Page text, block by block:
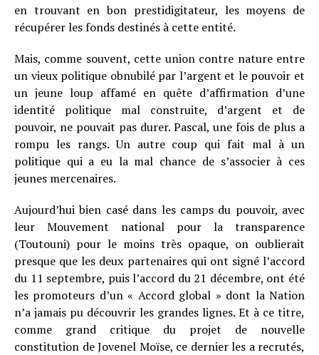
en trouvant en bon prestidigitateur, les moyens de
récupérer les fonds destinés à cette entité.
Mais, comme souvent, cette union contre nature entre
un vieux politique obnubilé par l’argent et le pouvoir et
un jeune loup affamé en quête d’affirmation d’une
identité politique mal construite, d’argent et de
pouvoir, ne pouvait pas durer. Pascal, une fois de plus a
rompu les rangs. Un autre coup qui fait mal à un
politique qui a eu la mal chance de s’associer à ces
jeunes mercenaires.
Aujourd’hui bien casé dans les camps du pouvoir, avec
leur Mouvement national pour la transparence
(Toutouni) pour le moins très opaque, on oublierait
presque que les deux partenaires qui ont signé l’accord
du 11 septembre, puis l’accord du 21 décembre, ont été
les promoteurs d’un « Accord global » dont la Nation
n’a jamais pu découvrir les grandes lignes. Et à ce titre,
comme grand critique du projet de nouvelle
constitution de Jovenel Moïse, ce dernier les a recrutés,